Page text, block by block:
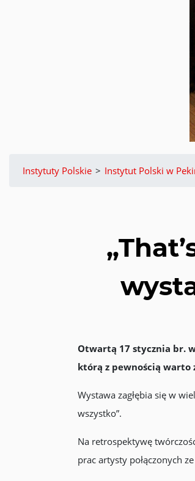
Instytuty Polskie > Instytut Polski w
Otwartą 17 stycznia br.
którą z pewnością warto
Wystawa zagłębia się w
wszystko”.
Na retrospektywę
prac artysty połączonych